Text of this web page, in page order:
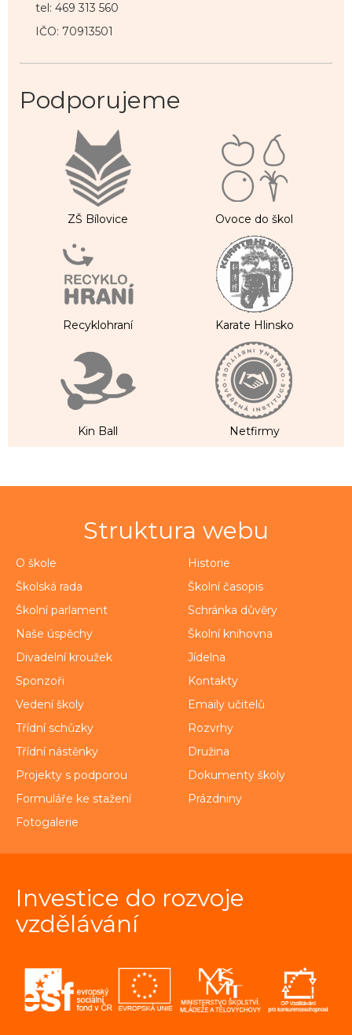
tel: 469 313 560
IČO: 70913501
Podporujeme
ZŠ Bílovice Ovoce do škol
Recyklohraní Karate Hlinsko
Kin Ball Netfirmy
Struktura webu
O škole
Historie
Školská rada
Školní časopis
Školní parlament
Schránka důvěry
Naše úspěchy
Školní knihovna
Divadelní kroužek
Jídelna
Sponzoři
Kontakty
Vedení školy
Emaily učitelů
Třídní schůzky
Rozvrhy
Třídní nástěnky
Družina
Projekty s podporou
Dokumenty školy
Formuláře ke stažení
Prázdniny
Fotogalerie
Investice do rozvoje
vzdělávání